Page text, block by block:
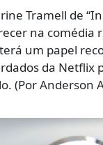
Tramell de
na comédia
um papel
da Netflix
(Por Anderson